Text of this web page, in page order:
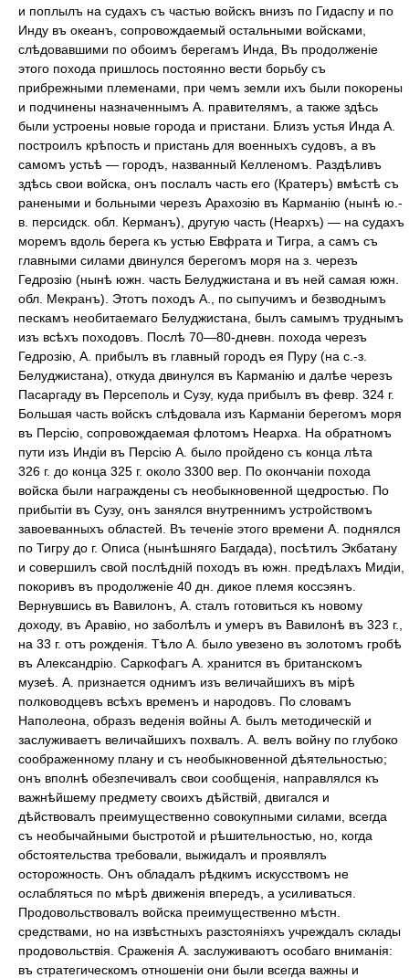
и поплылъ на судахъ съ частью войскъ внизъ по Гидаспу и по
Инду въ океанъ, сопровождаемый остальными войсками,
слѣдовавшими по обоимъ берегамъ Инда, Въ продолженіе
этого похода пришлось постоянно вести борьбу съ
прибрежными племенами, при чемъ земли ихъ были покорены
и подчинены назначеннымъ А. правителямъ, а также здѣсь
были устроены новые города и пристани. Близъ устья Инда А.
построилъ крѣпость и пристань для военныхъ судовъ, а въ
самомъ устьѣ — городъ, названный Келленомъ. Раздѣливъ
здѣсь свои войска, онъ послалъ часть его (Кратеръ) вмѣстѣ съ
ранеными и больными черезъ Арахозію въ Карманію (нынѣ ю.-
в. персидск. обл. Керманъ), другую часть (Неархъ) — на судахъ
моремъ вдоль берега къ устью Евфрата и Тигра, а самъ съ
главными силами двинулся берегомъ моря на з. черезъ
Гедрозію (нынѣ южн. часть Белуджистана и въ ней самая южн.
обл. Мекранъ). Этотъ походъ А., по сыпучимъ и безводнымъ
пескамъ необитаемаго Белуджистана, былъ самымъ труднымъ
изъ всѣхъ походовъ. Послѣ 70—80-дневн. похода черезъ
Гедрозію, А. прибылъ въ главный городъ ея Пуру (на с.-з.
Белуджистана), откуда двинулся въ Карманію и далѣе черезъ
Пасаргаду въ Персеполь и Сузу, куда прибылъ въ февр. 324 г.
Большая часть войскъ слѣдовала изъ Карманіи берегомъ моря
въ Персію, сопровождаемая флотомъ Неарха. На обратномъ
пути изъ Индіи въ Персію А. было пройдено съ конца лѣта
326 г. до конца 325 г. около 3300 вер. По окончаніи похода
войска были награждены съ необыкновенной щедростью. По
прибытіи въ Сузу, онъ занялся внутреннимъ устройствомъ
завоеванныхъ областей. Въ теченіе этого времени А. поднялся
по Тигру до г. Описа (нынѣшняго Багдада), посѣтилъ Экбатану
и совершилъ свой послѣдній походъ въ южн. предѣлахъ Мидіи,
покоривъ въ продолженіе 40 дн. дикое племя коссэянъ.
Вернувшись въ Вавилонъ, А. сталъ готовиться къ новому
доходу, въ Аравію, но заболѣлъ и умеръ въ Вавилонѣ въ 323 г.,
на 33 г. отъ рожденія. Тѣло А. было увезено въ золотомъ гробѣ
въ Александрію. Саркофагъ А. хранится въ британскомъ
музеѣ. А. признается однимъ изъ величайшихъ въ мірѣ
полководцевъ всѣхъ временъ и народовъ. По словамъ
Наполеона, образъ веденія войны А. былъ методическій и
заслуживаетъ величайшихъ похвалъ. А. велъ войну по глубоко
соображенному плану и съ необыкновенной дѣятельностью;
онъ вполнѣ обезпечивалъ свои сообщенія, направлялся къ
важнѣйшему предмету своихъ дѣйствій, двигался и
дѣйствовалъ преимущественно совокупными силами, всегда
съ необычайными быстротой и рѣшительностью, но, когда
обстоятельства требовали, выжидалъ и проявлялъ
осторожность. Онъ обладалъ рѣдкимъ искусствомъ не
ослабляться по мѣрѣ движенія впередъ, а усиливаться.
Продовольствовалъ войска преимущественно мѣстн.
средствами, но на извѣстныхъ разстояніяхъ учреждалъ склады
продовольствія. Сраженія А. заслуживаютъ особаго вниманія:
въ стратегическомъ отношеніи они были всегда важны и